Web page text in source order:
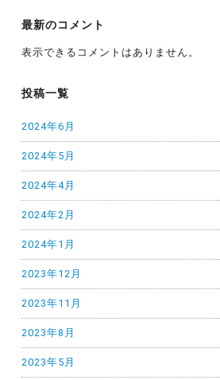
最新のコメント
表示できるコメントはありません。
投稿一覧
2024年6月
2024年5月
2024年4月
2024年2月
2024年1月
2023年12月
2023年11月
2023年8月
2023年5月